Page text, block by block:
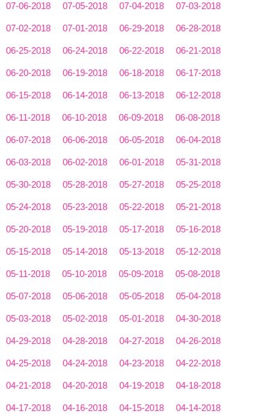
07-06-2018 07-05-2018 07-04-2018 07-03-2018
07-02-2018 07-01-2018 06-29-2018 06-28-2018
06-25-2018 06-24-2018 06-22-2018 06-21-2018
06-20-2018 06-19-2018 06-18-2018 06-17-2018
06-15-2018 06-14-2018 06-13-2018 06-12-2018
06-11-2018 06-10-2018 06-09-2018 06-08-2018
06-07-2018 06-06-2018 06-05-2018 06-04-2018
06-03-2018 06-02-2018 06-01-2018 05-31-2018
05-30-2018 05-28-2018 05-27-2018 05-25-2018
05-24-2018 05-23-2018 05-22-2018 05-21-2018
05-20-2018 05-19-2018 05-17-2018 05-16-2018
05-15-2018 05-14-2018 05-13-2018 05-12-2018
05-11-2018 05-10-2018 05-09-2018 05-08-2018
05-07-2018 05-06-2018 05-05-2018 05-04-2018
05-03-2018 05-02-2018 05-01-2018 04-30-2018
04-29-2018 04-28-2018 04-27-2018 04-26-2018
04-25-2018 04-24-2018 04-23-2018 04-22-2018
04-21-2018 04-20-2018 04-19-2018 04-18-2018
04-17-2018 04-16-2018 04-15-2018 04-14-2018